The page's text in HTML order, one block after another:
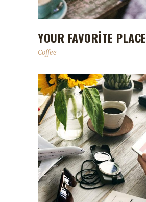
YOUR FAVORITE PLACE
Coffee